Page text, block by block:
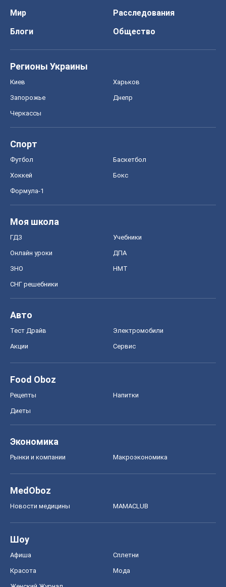
Мир
Расследования
Блоги
Общество
Регионы Украины
Киев Харьков
Запорожье Днепр
Черкассы
Спорт
Футбол Баскетбол
Хоккей Бокс
Формула-1
Моя школа
ГДЗ Учебники
Онлайн уроки ДПА
ЗНО НМТ
СНГ решебники
Авто
Тест Драйв Электромобили
Акции Сервис
Food Oboz
Рецепты Напитки
Диеты
Экономика
Рынки и компании Mакроэкономика
MedOboz
Новости медицины MAMACLUB
Шоу
Афиша Сплетни
Красота Мода